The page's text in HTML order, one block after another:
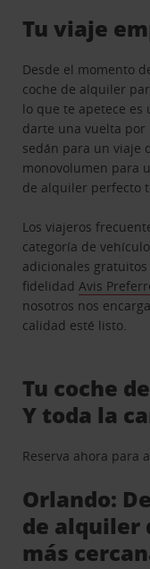
Tu viaje
Desde el momento
coche de alquiler
lo que te apetece
darte una vuelta por
sedán para un viaje
monovolumen para
de alquiler perfecto
Los viajeros
categoría de
adicionales
fidelidadAvis
nosotros nos
calidad esté listo.
Tu coche
Y toda la
Reserva ahora para
Orlando:
de alquiler
más